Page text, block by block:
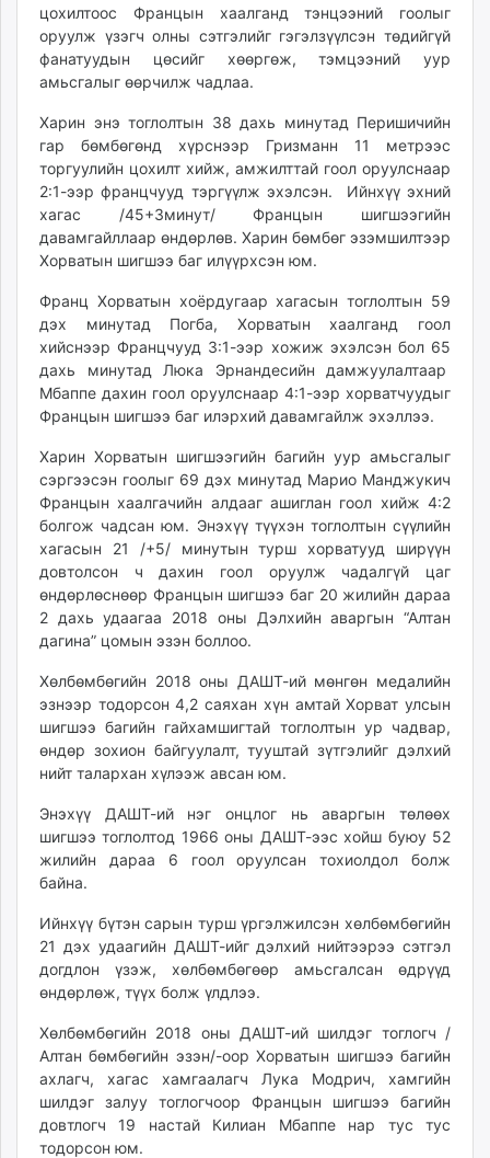
fact.mn
itoim.mn
tumen.mn
shuum.mn
times.mn
tvmongolia.mn
mass.mn
unegui.mn
assa.mn
toim.mn
paparazzi.mn
unread.today
цохилтоос Францын хаалганд тэнцээний гоолыг
оруулж үзэгч олны сэтгэлийг гэгэлзүүлсэн төдийгүй
фанатуудын цөсийг хөөргөж, тэмцээний уур
амьсгалыг өөрчилж чадлаа.
Харин энэ тоглолтын 38 дахь минутад Перишичийн
гар бөмбөгөнд хүрснээр Гризманн 11 метрээс
торгуулийн цохилт хийж, амжилттай гоол оруулснаар
2:1-ээр францчууд тэргүүлж эхэлсэн. Ийнхүү эхний
хагас /45+3минут/ Францын шигшээгийн
давамгайллаар өндөрлөв. Харин бөмбөг эзэмшилтээр
Хорватын шигшээ баг илүүрхсэн юм.
Франц Хорватын хоёрдугаар хагасын тоглолтын 59
дэх минутад Погба, Хорватын хаалганд гоол
хийснээр Францчууд 3:1-ээр хожиж эхэлсэн бол 65
дахь минутад Люка Эрнандесийн дамжуулалтаар
Мбаппе дахин гоол оруулснаар 4:1-ээр хорватчуудыг
Францын шигшээ баг илэрхий давамгайлж эхэллээ.
Харин Хорватын шигшээгийн багийн уур амьсгалыг
сэргээсэн гоолыг 69 дэх минутад Марио Манджукич
Францын хаалгачийн алдааг ашиглан гоол хийж 4:2
болгож чадсан юм. Энэхүү түүхэн тоглолтын сүүлийн
хагасын 21 /+5/ минутын турш хорватууд ширүүн
довтолсон ч дахин гоол оруулж чадалгүй цаг
өндөрлөснөөр Францын шигшээ баг 20 жилийн дараа
2 дахь удаагаа 2018 оны Дэлхийн аваргын “Алтан
дагина” цомын эзэн боллоо.
Хөлбөмбөгийн 2018 оны ДАШТ-ий мөнгөн медалийн
эзнээр тодорсон 4,2 саяхан хүн амтай Хорват улсын
шигшээ багийн гайхамшигтай тоглолтын ур чадвар,
өндөр зохион байгуулалт, тууштай зүтгэлийг дэлхий
нийт талархан хүлээж авсан юм.
Энэхүү ДАШТ-ий нэг онцлог нь аваргын төлөөх
шигшээ тоглолтод 1966 оны ДАШТ-ээс хойш буюу 52
жилийн дараа 6 гоол оруулсан тохиолдол болж
байна.
Ийнхүү бүтэн сарын турш үргэлжилсэн хөлбөмбөгийн
21 дэх удаагийн ДАШТ-ийг дэлхий нийтээрээ сэтгэл
догдлон үзэж, хөлбөмбөгөөр амьсгалсан өдрүүд
өндөрлөж, түүх болж үлдлээ.
Хөлбөмбөгийн 2018 оны ДАШТ-ий шилдэг тоглогч /
Алтан бөмбөгийн эзэн/-оор Хорватын шигшээ багийн
ахлагч, хагас хамгаалагч Лука Модрич, хамгийн
шилдэг залуу тоглогчоор Францын шигшээ багийн
довтлогч 19 настай Килиан Мбаппе нар тус тус
тодорсон юм.